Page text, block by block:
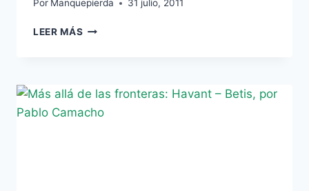
Por Manquepierda 31 julio, 2011
LEER MÁS LAS
–
BETIS,
POR